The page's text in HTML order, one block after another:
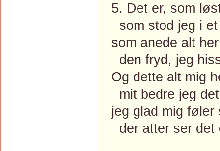
5. Det er, som
som stod jeg i
som anede alt
den fryd, jeg
Og dette alt mig
mit bedre jeg
jeg glad mig føler
der atter ser det